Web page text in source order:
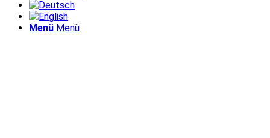
Menü Menü